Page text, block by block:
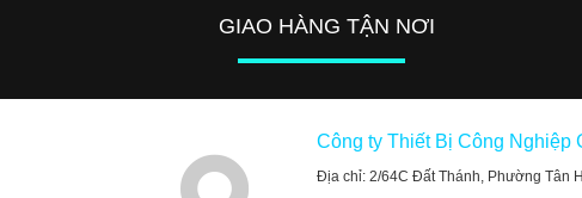
GIAO HÀNG TẬN NƠI
Công ty Thiết Bị Công Nghiệp
Địa chỉ: 2/64C Đất Thánh, Phường Tân